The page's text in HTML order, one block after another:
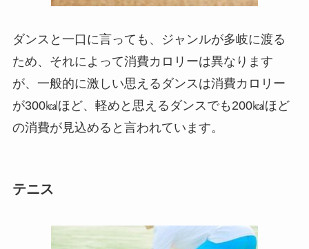
ダンスと一口に言っても、ジャンルが多岐に渡る
ため、それによって消費カロリーは異なります
が、一般的に激しい思えるダンスは消費カロリー
が300㎉ほど、軽めと思えるダンスでも200㎉ほど
の消費が見込めると言われています。
テニス